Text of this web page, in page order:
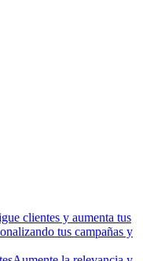
clientes y aumenta tus
tus campañas y